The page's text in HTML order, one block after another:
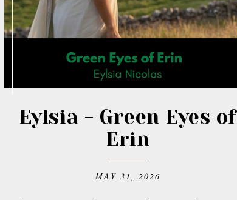
Eylsia - Green Eyes of
Erin
MAY 31, 2026